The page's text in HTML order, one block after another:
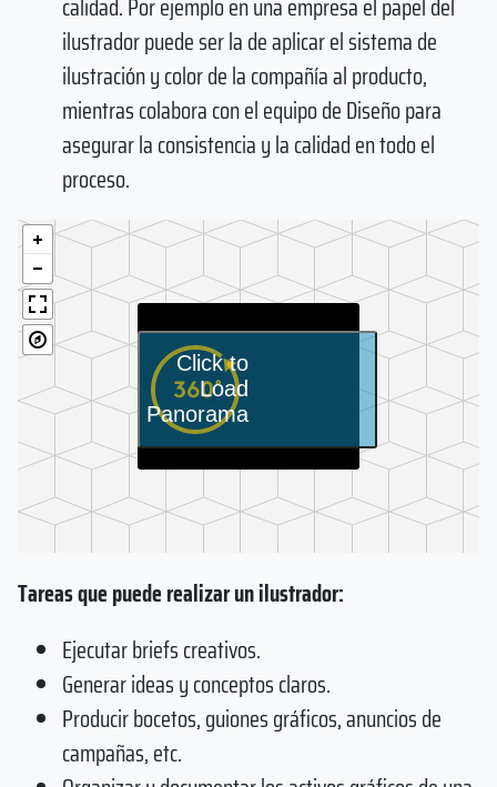
ilustrador puede ser la de aplicar el sistema de
ilustración y color de la compañía al producto,
mientras colabora con el equipo de Diseño para
asegurar la consistencia y la calidad en todo el
proceso.
Click to
Load
Panorama
Tareas que puede realizar un ilustrador:
Ejecutar briefs creativos.
Generar ideas y conceptos claros.
Producir bocetos, guiones gráficos, anuncios de
campañas, etc.